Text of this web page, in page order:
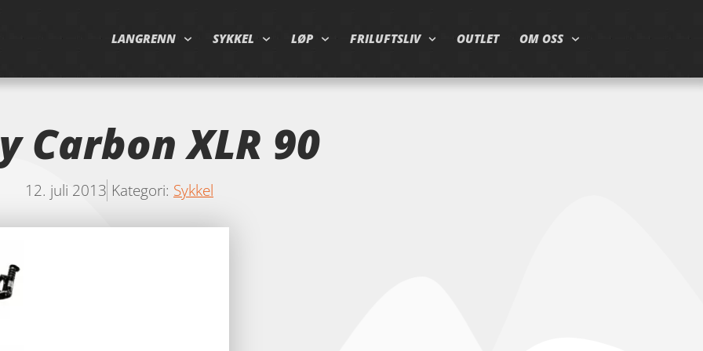
LANGRENN SYKKEL LØP FRILUFTSLIV OUTLET OM OSS
Carbon XLR 90
12. juli 2013 Kategori: Sykkel